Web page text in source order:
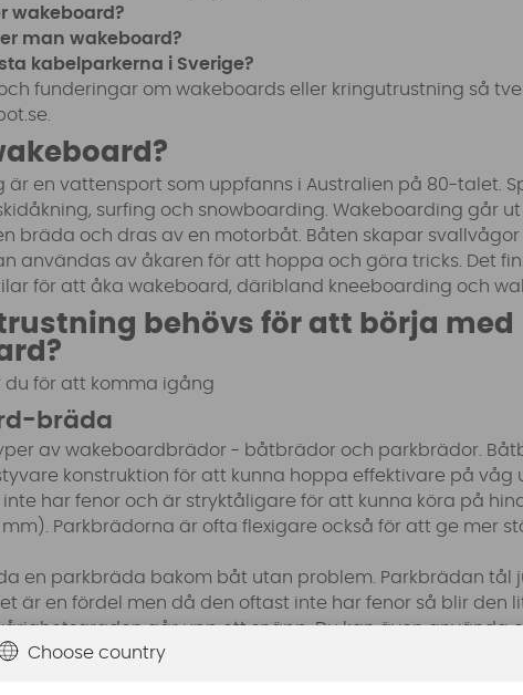
wakeboard?
man wakeboard?
kabelparkerna i Sverige?
funderingar om wakeboards eller kringutrustning så
är en vattensport som uppfanns i Australien på 80-talet.
surfing och snowboarding. Wakeboarding går
bräda och dras av en motorbåt. Båten skapar
användas av åkaren för att hoppa och göra tricks. Det
för att åka wakeboard, däribland kneeboarding och
behövs för att börja med
du för att komma igång
bräda
av wakeboardbrädor - båtbrädor och parkbrädor.
konstruktion för att kunna hoppa effektivare på våg
har fenor och är stryktåligare för att kunna köra på
mm). Parkbrädorna är ofta flexigare också för att ge mer
en parkbräda bakom båt utan problem. Parkbrädan tål
är en fördel men då den oftast inte har fenor så blir den
går upp ett snäpp. Du kan även använda
har fenor kan du skada hindren så det bör vara en
på kickers och sliders.
Choose country